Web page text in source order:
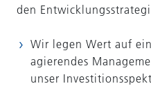
den
Wir legen Wert auf
agierendes
unser